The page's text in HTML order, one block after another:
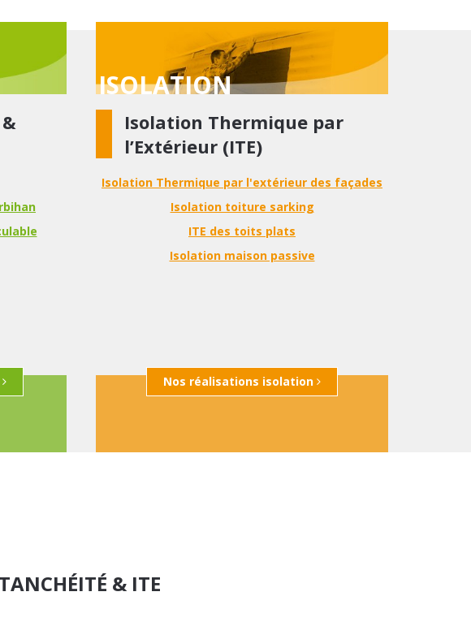
ISOLATION
Isolation Thermique par
l’Extérieur (ITE)
Isolation Thermique par l'extérieur des façades
Isolation toiture sarking
ITE des toits plats
Isolation maison passive
Nos réalisations isolation
& ITE